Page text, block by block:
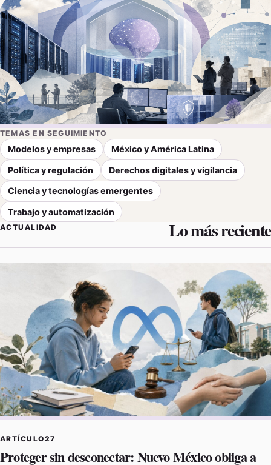
TEMAS EN SEGUIMIENTO
Modelos y empresas México y América Latina
Política y regulación Derechos digitales y vigilancia
Ciencia y tecnologías emergentes
Trabajo y automatización
ACTUALIDAD Lo más reciente
ARTÍCULO27
Proteger sin desconectar: Nuevo México obliga a